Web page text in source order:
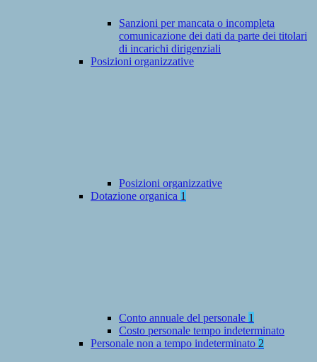
Sanzioni per mancata o incompleta
comunicazione dei dati da parte dei titolari
di incarichi dirigenziali
Posizioni organizzative
Posizioni organizzative
Dotazione organica 1
Conto annuale del personale 1
Costo personale tempo indeterminato
Personale non a tempo indeterminato 2